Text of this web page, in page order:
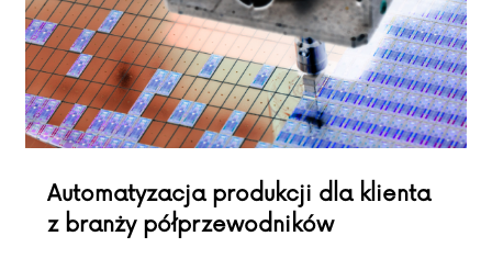
Automatyzacja produkcji dla klienta
z branży półprzewodników